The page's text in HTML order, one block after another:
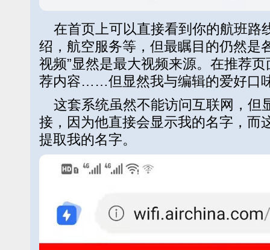
在首页上可以直接看到你的航班路
绍，航空服务等，但最瞩目的仍然是
视频”显然是最大视频来源。在推荐
荐内容……但显然我与编辑的爱好口
这套系统虽然不能访问互联网，但
接，因为他直接会显示我的名字，而
提取我的名字。